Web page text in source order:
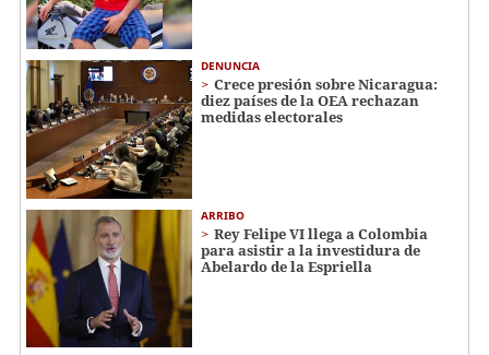
DENUNCIA
Crece presión sobre Nicaragua:
diez países de la OEA rechazan
medidas electorales
ARRIBO
Rey Felipe VI llega a Colombia
para asistir a la investidura de
Abelardo de la Espriella